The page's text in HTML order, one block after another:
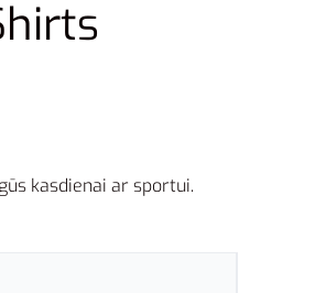
kasdienai ar sportui.